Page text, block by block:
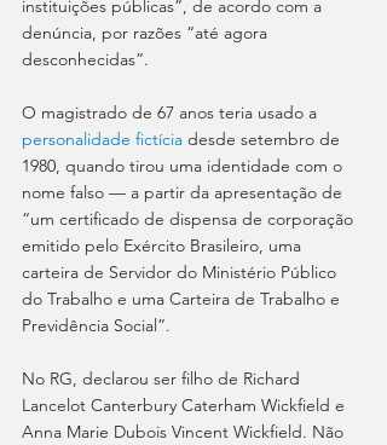
instituições públicas”, de acordo com a
denúncia, por razões “até agora
desconhecidas”.
O magistrado de 67 anos teria usado a
personalidade fictícia desde setembro de
1980, quando tirou uma identidade com o
nome falso — a partir da apresentação de
“um certificado de dispensa de corporação
emitido pelo Exército Brasileiro, uma
carteira de Servidor do Ministério Público
do Trabalho e uma Carteira de Trabalho e
Previdência Social”.
No RG, declarou ser filho de Richard
Lancelot Canterbury Caterham Wickfield e
Anna Marie Dubois Vincent Wickfield. Não